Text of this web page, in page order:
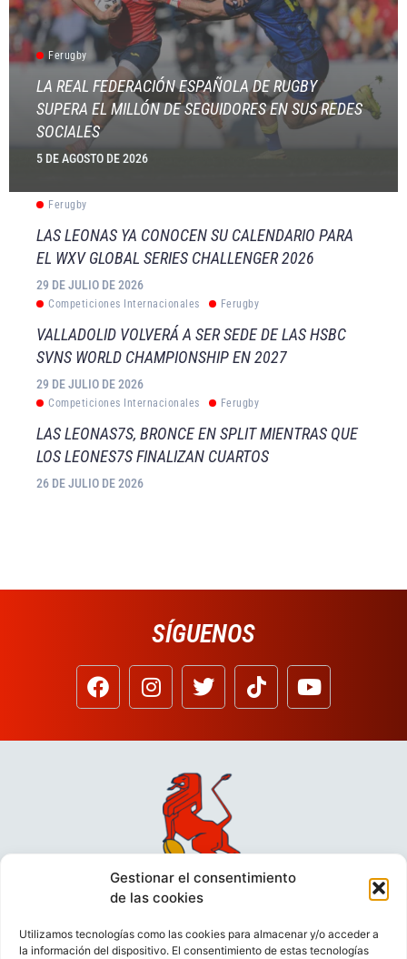
Gestionar el consentimiento
de las cookies
Utilizamos tecnologías como las cookies para almacenar y/o acceder a
la información del dispositivo. El consentimiento de estas tecnologías
Ferugby
LA REAL FEDERACIÓN ESPAÑOLA DE RUGBY
SUPERA EL MILLÓN DE SEGUIDORES EN SUS REDES
SOCIALES
5 DE AGOSTO DE 2026
Ferugby
LAS LEONAS YA CONOCEN SU CALENDARIO PARA
EL WXV GLOBAL SERIES CHALLENGER 2026
29 DE JULIO DE 2026
Competiciones Internacionales Ferugby
VALLADOLID VOLVERÁ A SER SEDE DE LAS HSBC
SVNS WORLD CHAMPIONSHIP EN 2027
29 DE JULIO DE 2026
Competiciones Internacionales Ferugby
LAS LEONAS7S, BRONCE EN SPLIT MIENTRAS QUE
LOS LEONES7S FINALIZAN CUARTOS
26 DE JULIO DE 2026
SÍGUENOS